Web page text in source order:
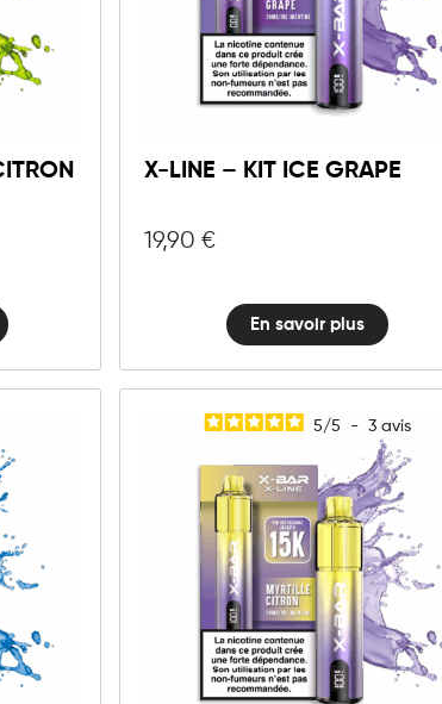
X-LINE – KIT ICE GRAPE
19,90 €
En savoir plus
5/5 - 3 avis
10mg 20mg
X-